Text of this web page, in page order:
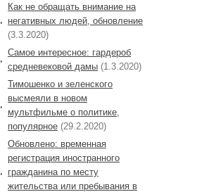
Как не обращать внимание на
негативных людей, обновление
(3.3.2020)
Самое интересное: гардероб
средневековой дамы (1.3.2020)
Тимошенко и зеленского
высмеяли в новом
мультфильме о политике,
популярное (29.2.2020)
Обновлено: временная
регистрация иностранного
гражданина по месту
жительства или пребывания в